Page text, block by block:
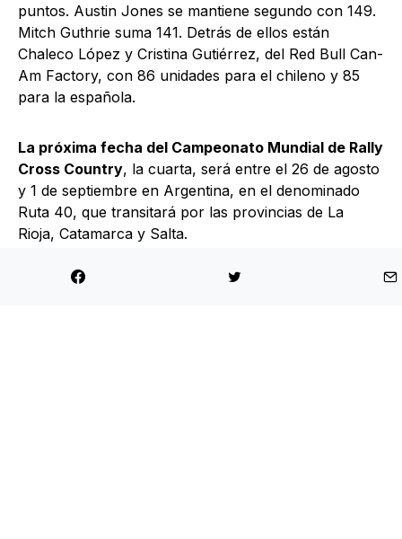
puntos. Austin Jones se mantiene segundo con 149.
Mitch Guthrie suma 141. Detrás de ellos están
Chaleco López y Cristina Gutiérrez, del Red Bull Can-
Am Factory, con 86 unidades para el chileno y 85
para la española.
La próxima fecha del Campeonato Mundial de Rally
Cross Country, la cuarta, será entre el 26 de agosto
y 1 de septiembre en Argentina, en el denominado
Ruta 40, que transitará por las provincias de La
Rioja, Catamarca y Salta.